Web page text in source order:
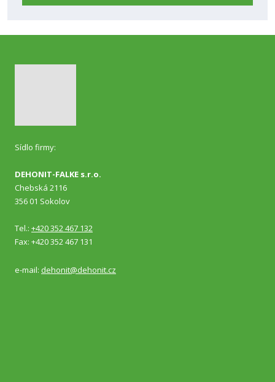
se
Sídlo firmy:
DEHONIT-FALKE s.r.o.
Chebská 2116
356 01 Sokolov
Tel.: +420 352 467 132
Fax: +420 352 467 131
e-mail: dehonit@dehonit.cz